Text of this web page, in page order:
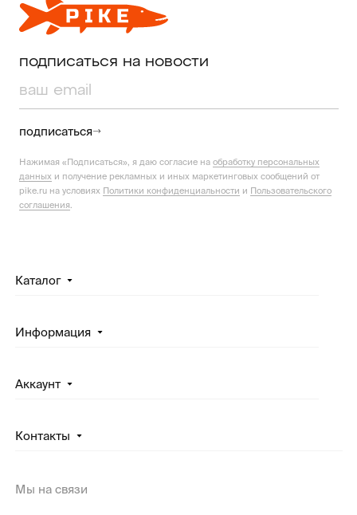
подписаться на новости
подписаться
Нажимая «Подписаться», я даю согласие на обработку персональных
данных и получение рекламных и иных маркетинговых сообщений от
pike.ru на условиях Политики конфиденциальности и Пользовательского
соглашения
Каталог
Информация
Аккаунт
Контакты
Мы на связи